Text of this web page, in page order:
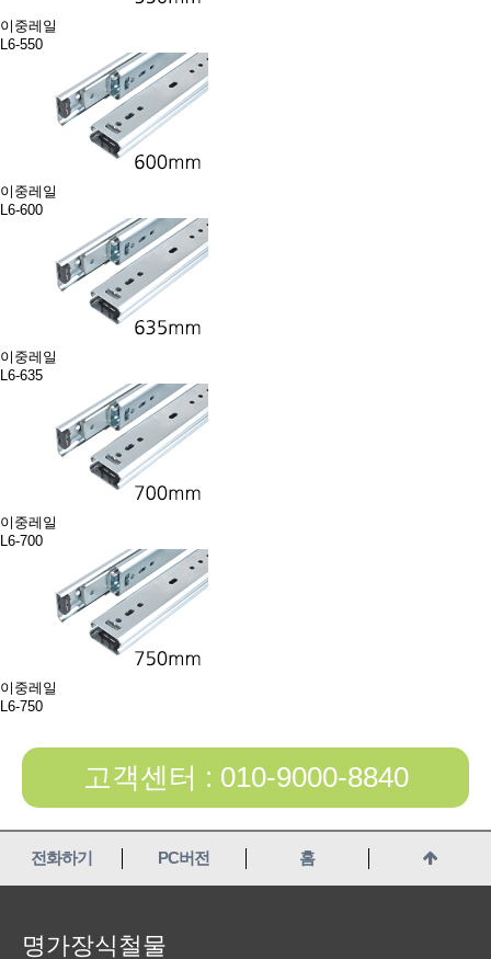
이중레일
L6-550
이중레일
L6-600
이중레일
L6-635
이중레일
L6-700
이중레일
L6-750
고객센터 : 010-9000-8840
전화하기 PC버전 홈
명가장식철물